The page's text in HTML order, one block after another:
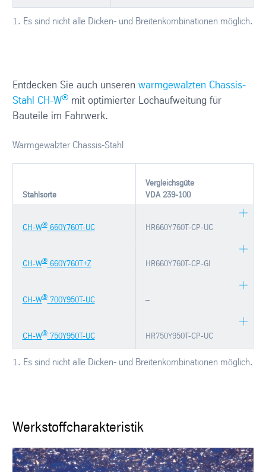
1. Es sind nicht alle Dicken- und Breitenkombinationen möglich.
Entdecken Sie auch unseren warmgewalzten Chassis-
Stahl CH-W®mit optimierter Lochaufweitung für
Bauteile im Fahrwerk.
Warmgewalzter Chassis-Stahl
Stahlsorte
Vergleichsgüte
VDA 239-100
CH-W®660Y760T-UC HR660Y760T-CP-UC
CH-W®660Y760T+Z HR660Y760T-CP-GI
CH-W®700Y950T-UC –
CH-W®750Y950T-UC HR750Y950T-CP-UC
1. Es sind nicht alle Dicken- und Breitenkombinationen möglich.
Werkstoffcharakteristik